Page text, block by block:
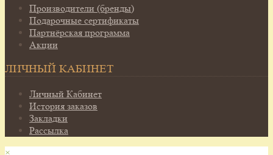
Производители (бренды)
Подарочные сертификаты
Партнёрская программа
Акции
ЛИЧНЫЙ КАБИНЕТ
Личный Кабинет
История заказов
Закладки
Рассылка
×